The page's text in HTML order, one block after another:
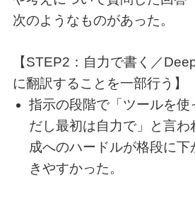
次のようなものがあった。
【STEP2：自力で書く／
に翻訳することを一部行う】
指示の段階で「ツールを使
だし最初は自力で」と言わ
成へのハードルが格段に
きやすかった。